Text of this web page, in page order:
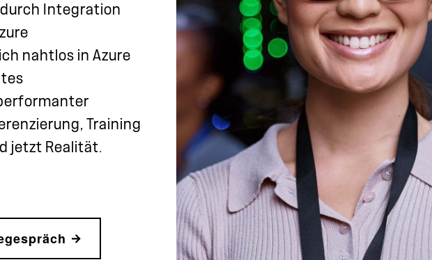
durch Integration
nahtlos in Azure
Training
jetzt Realität.